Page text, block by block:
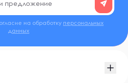
на обработку персональных
данных